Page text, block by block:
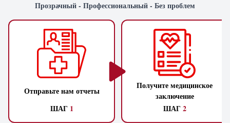
Прозрачный - Профессиональный - Без проблем
Отправьте нам отчеты
ШАГ 1
Получите медицинское
заключение
ШАГ2